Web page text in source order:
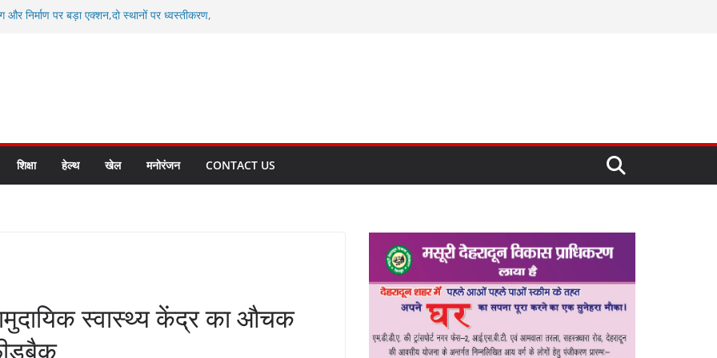
और निर्माण पर बड़ा एक्शन,दो स्थानों पर ध्वस्तीकरण,
टू ग्लोबल’ के संकल्प को आगे बढ़ा रही उत्तराखंड
के पदक विजेताओं और प्रशिक्षकों को
क्रीड़ा विश्वविद्यालय गौलापार के निर्माण कार्यों की
शिक्षा हेल्थ खेल मनोरंजन CONTACT US
स्वास्थ्य केंद्र का औचक